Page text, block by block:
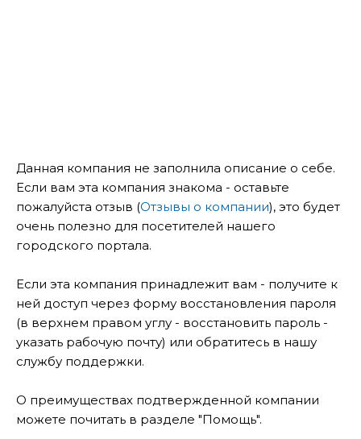
Данная компания не заполнила описание о себе.
Если вам эта компания знакома - оставьте
пожалуйста отзыв (Отзывы о компании), это будет
очень полезно для посетителей нашего
городского портала.
Если эта компания принадлежит вам - получите к
ней доступ через форму восстановления пароля
(в верхнем правом углу - восстановить пароль -
указать рабочую почту) или обратитесь в нашу
службу поддержки.
О преимуществах подтвержденной компании
можете почитать в разделе "Помощь".